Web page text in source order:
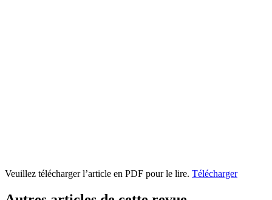
Veuillez télécharger l’article en PDF pour le lire. Télécharger